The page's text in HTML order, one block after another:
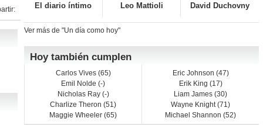
El diario íntimo
Leo Mattioli
David Duchovny
Ver más de "Un día como hoy"
Hoy también cumplen
Carlos Vives (65)
Emil Nolde (-)
Nicholas Ray (-)
Charlize Theron (51)
Maggie Wheeler (65)
Eric Johnson (47)
Erik King (17)
Liam James (30)
Wayne Knight (71)
Michael Shannon (52)